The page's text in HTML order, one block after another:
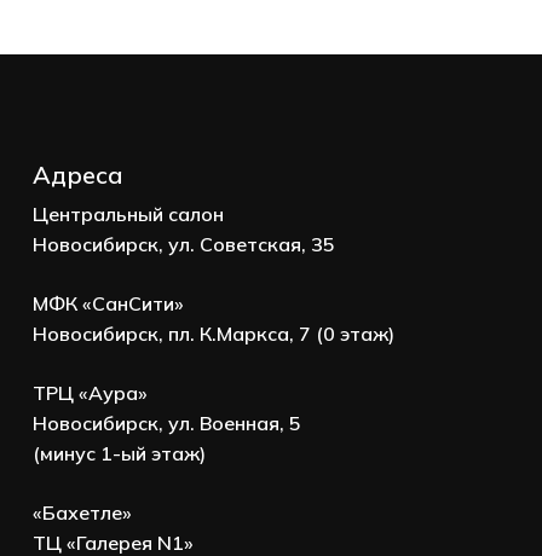
Адреса
Центральный салон
Новосибирск, ул. Советская, 35
МФК «СанСити»
Новосибирск, пл. К.Маркса, 7 (0 этаж)
ТРЦ «Аура»
Новосибирск, ул. Военная, 5
(минус 1-ый этаж)
«Бахетле»
ТЦ «Галерея N1»